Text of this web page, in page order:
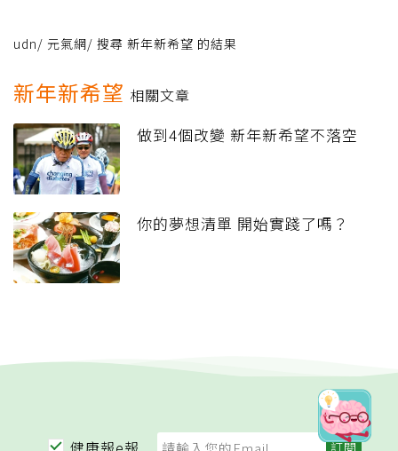
udn/ 元氣網/ 搜尋 新年新希望 的結果
新年新希望 相關文章
做到4個改變 新年新希望不落空
你的夢想清單 開始實踐了嗎？